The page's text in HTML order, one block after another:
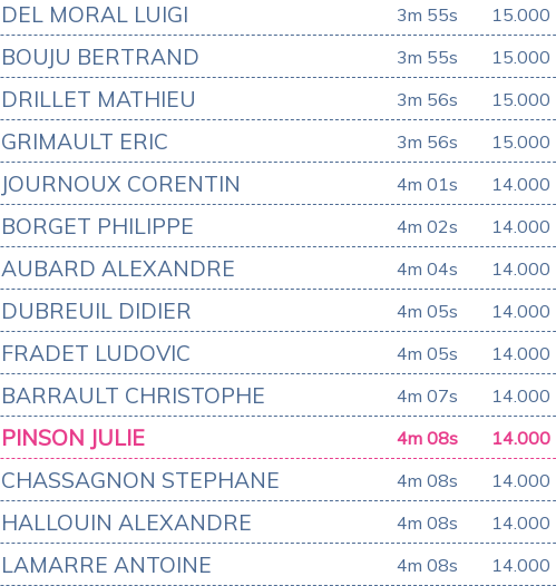
DEL MORAL LUIGI 3m 55s 15.000
BOUJU BERTRAND 3m 55s 15.000
DRILLET MATHIEU 3m 56s 15.000
GRIMAULT ERIC 3m 56s 15.000
JOURNOUX CORENTIN 4m 01s 14.000
BORGET PHILIPPE 4m 02s 14.000
AUBARD ALEXANDRE 4m 04s 14.000
DUBREUIL DIDIER 4m 05s 14.000
FRADET LUDOVIC 4m 05s 14.000
BARRAULT CHRISTOPHE 4m 07s 14.000
PINSON JULIE 4m 08s 14.000
CHASSAGNON STEPHANE 4m 08s 14.000
HALLOUIN ALEXANDRE 4m 08s 14.000
LAMARRE ANTOINE 4m 08s 14.000